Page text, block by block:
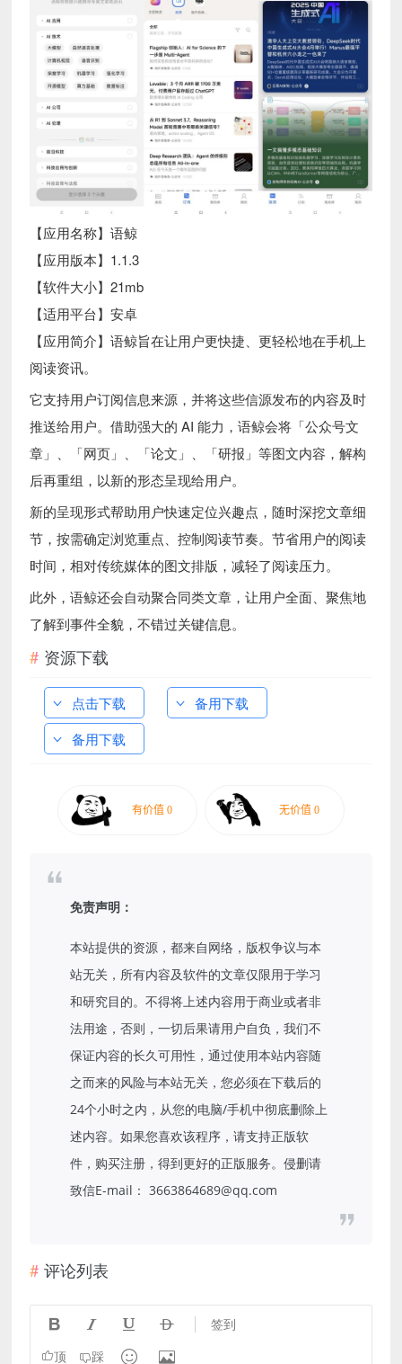
【应用名称】语鲸
【应用版本】1.1.3
【软件大小】21mb
【适用平台】安卓
【应用简介】语鲸旨在让用户更快捷、更轻松地在手机上
阅读资讯。
它支持用户订阅信息来源，并将这些信源发布的内容及时
推送给用户。借助强大的 AI 能力，语鲸会将「公众号文
章」、「网页」、「论文」、「研报」等图文内容，解构
后再重组，以新的形态呈现给用户。
新的呈现形式帮助用户快速定位兴趣点，随时深挖文章细
节，按需确定浏览重点、控制阅读节奏。节省用户的阅读
时间，相对传统媒体的图文排版，减轻了阅读压力。
此外，语鲸还会自动聚合同类文章，让用户全面、聚焦地
了解到事件全貌，不错过关键信息。
资源下载
点击下载
备用下载
备用下载
免责声明：
本站提供的资源，都来自网络，版权争议与本
站无关，所有内容及软件的文章仅限用于学习
和研究目的。不得将上述内容用于商业或者非
法用途，否则，一切后果请用户自负，我们不
保证内容的长久可用性，通过使用本站内容随
之而来的风险与本站无关，您必须在下载后的
24个小时之内，从您的电脑/手机中彻底删除上
述内容。如果您喜欢该程序，请支持正版软
件，购买注册，得到更好的正版服务。侵删请
致信E-mail： 3663864689@qq.com
评论列表
    签到
顶 踩  